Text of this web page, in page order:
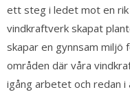
ett steg i ledet mot en rik
vindkraftverk skapat
skapar en gynnsam miljö
områden där våra
igång arbetet och redan